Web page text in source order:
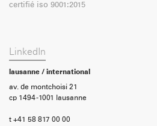
certifié iso 9001:2015
LinkedIn
lausanne / international
av. de montchoisi 21
cp 1494 -1001 lausanne
t +41 58 817 00 00